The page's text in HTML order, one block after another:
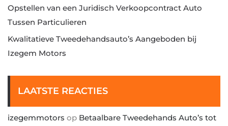
Opstellen van een Juridisch Verkoopcontract Auto
Tussen Particulieren
Kwalitatieve Tweedehandsauto’s Aangeboden bij
Izegem Motors
LAATSTE REACTIES
izegemmotors op Betaalbare Tweedehands Auto’s tot